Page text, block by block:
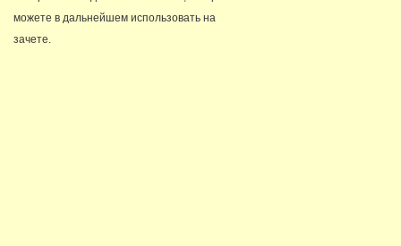
можете в дальнейшем использовать на
зачете.